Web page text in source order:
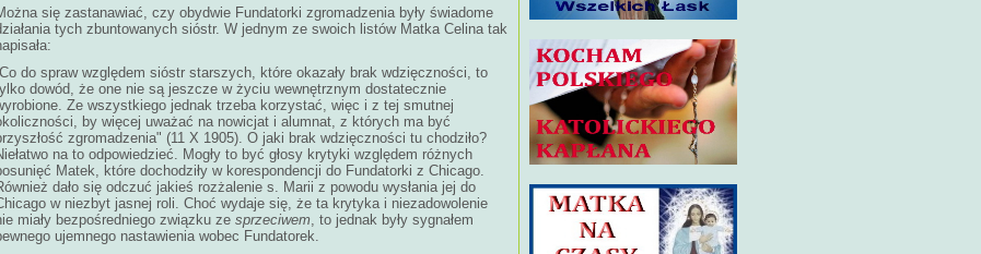
się zastanawiać, czy obydwie Fundatorki zgromadzenia były świadome
tych zbuntowanych sióstr. W jednym ze swoich listów Matka Celina tak
do spraw względem sióstr starszych, które okazały brak wdzięczności, to
dowód, że one nie są jeszcze w życiu wewnętrznym dostatecznie
Ze wszystkiego jednak trzeba korzystać, więc i z tej smutnej
by więcej uważać na nowicjat i alumnat, z których ma być
zgromadzenia" (11 X 1905). O jaki brak wdzięczności tu chodziło?
na to odpowiedzieć. Mogły to być głosy krytyki względem różnych
Matek, które dochodziły w korespondencji do Fundatorki z Chicago.
dało się odczuć jakieś rozżalenie s. Marii z powodu wysłania jej do
w niezbyt jasnej roli. Choć wydaje się, że ta krytyka i niezadowolenie
miały bezpośredniego związku ze sprzeciwem, to jednak były sygnałem
ujemnego nastawienia wobec Fundatorek.